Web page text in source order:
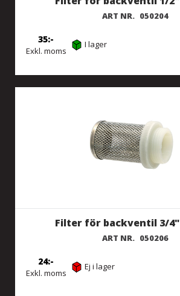
ART NR. 050204
Exkl. moms
35 I lager
Filter för backventil 3/
ART NR. 050206
Exkl. moms
24 Ej i lager